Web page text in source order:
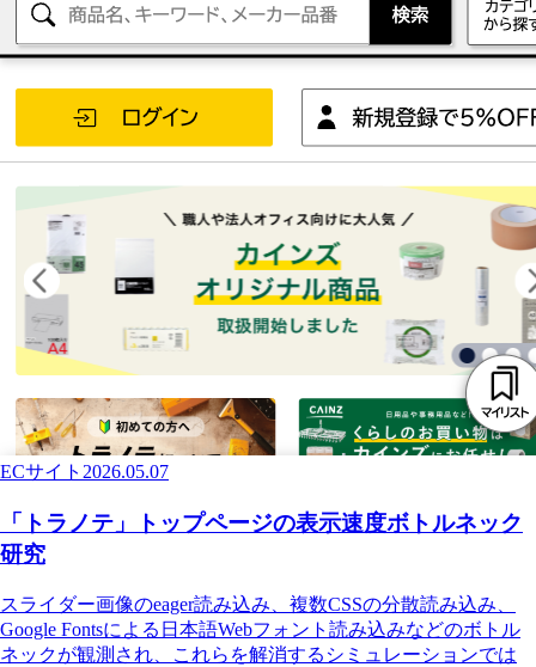
ECサイト 2026.05.07
「トラノテ」トップページの表示速度ボトルネック
研究
スライダー画像のeager読み込み、複数CSSの分散読み込み、
Google Fontsによる日本語Webフォント読み込みなどのボトル
ネックが観測され、これらを解消するシミュレーションでは